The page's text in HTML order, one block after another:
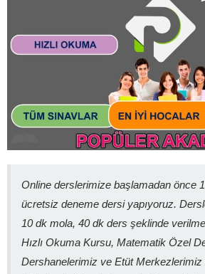
Online derslerimize başlamadan önce
ücretsiz deneme dersi yapıyoruz.
10 dk mola, 40 dk ders şeklinde
Hızlı Okuma Kursu, Matematik Özel
Dershanelerimiz ve Etüt Merkezlerimiz